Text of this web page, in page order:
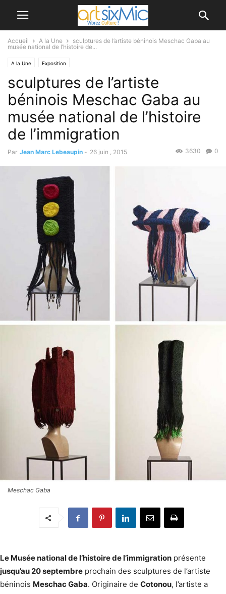
Accueil A la Une
sculptures de l’artiste béninois Meschac Gaba au
musée national de l’histoire de...
A la Une Exposition
sculptures de l’artiste
béninois Meschac Gaba au
musée national de l’histoire
de l’immigration
Par Jean Marc Lebeaupin - 26 juin , 2015 0
3630
Meschac Gaba
Le Musée national de l’histoire de l’immigration présente
jusqu’au 20 septembre prochain des sculptures de l’artiste
béninois Meschac Gaba. Originaire de Cotonou, l’artiste a